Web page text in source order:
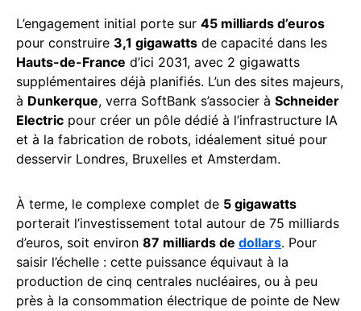
L’engagement initial porte sur 45 milliards d’euros
pour construire 3,1 gigawatts de capacité dans les
Hauts-de-France d’ici 2031, avec 2 gigawatts
supplémentaires déjà planifiés. L’un des sites majeurs,
à Dunkerque, verra SoftBank s’associer à Schneider
Electric pour créer un pôle dédié à l’infrastructure IA
et à la fabrication de robots, idéalement situé pour
desservir Londres, Bruxelles et Amsterdam.
À terme, le complexe complet de 5 gigawatts
porterait l’investissement total autour de 75 milliards
d’euros, soit environ 87 milliards de dollars. Pour
saisir l’échelle : cette puissance équivaut à la
production de cinq centrales nucléaires, ou à peu
près à la consommation électrique de pointe de New